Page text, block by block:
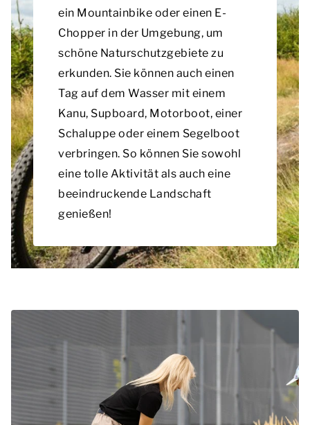
ein Mountainbike oder einen E-
Chopper in der Umgebung, um
schöne Naturschutzgebiete zu
erkunden. Sie können auch einen
Tag auf dem Wasser mit einem
Kanu, Supboard, Motorboot, einer
Schaluppe oder einem Segelboot
verbringen. So können Sie sowohl
eine tolle Aktivität als auch eine
beeindruckende Landschaft
genießen!